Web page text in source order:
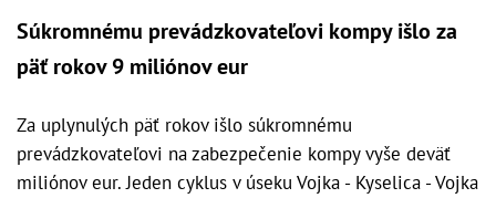
Súkromnému prevádzkovateľovi kompy išlo za
päť rokov 9 miliónov eur
Za uplynulých päť rokov išlo súkromnému
prevádzkovateľovi na zabezpečenie kompy vyše deväť
miliónov eur. Jeden cyklus v úseku Vojka - Kyselica - Vojka